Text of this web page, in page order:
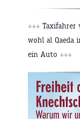
+++ Taxifahrer
wohl al Qaeda
ein Auto +++